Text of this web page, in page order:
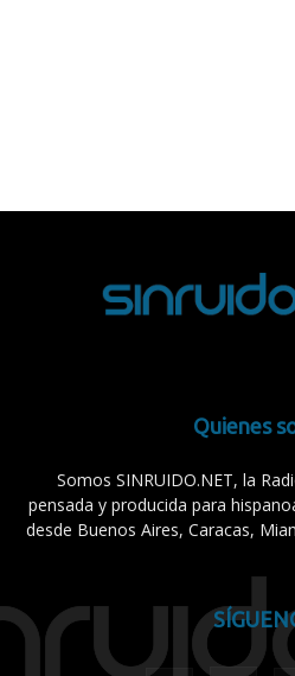
Quienes
Somos SINRUIDO.NET, la
pensada y producida para
desde Buenos Aires, Caracas,